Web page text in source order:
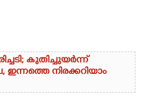
കുതിച്ചുയർന്ന്
ഇന്നത്തെ നിരക്കറിയാം